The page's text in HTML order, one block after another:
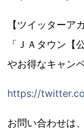
【ツイッターア
「ＪＡタウン【
やお得なキャン
https://
お問い合わせ